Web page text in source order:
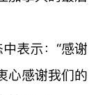
表示：“感谢
心感谢我们的